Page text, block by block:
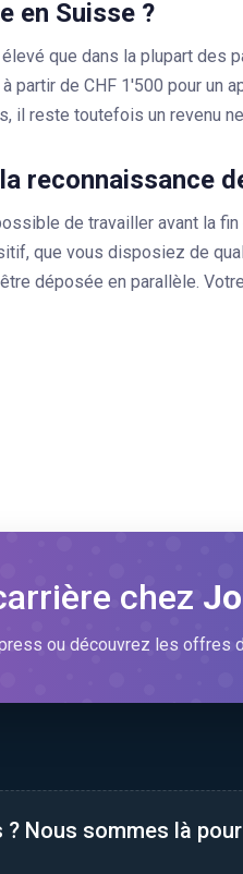
en Suisse ?
que dans la plupart des
partir de CHF 1'500 pour un
il reste toutefois un revenu
reconnaissance
de travailler avant la
que vous disposiez de
déposée en parallèle.
chez
ou découvrez les offres
Nous sommes là pour